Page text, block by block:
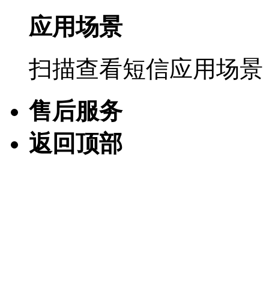
应用场景
扫描查看短信应用场景
售后服务
返回顶部